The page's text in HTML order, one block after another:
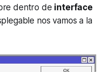
dentro de interface
nos vamos a la